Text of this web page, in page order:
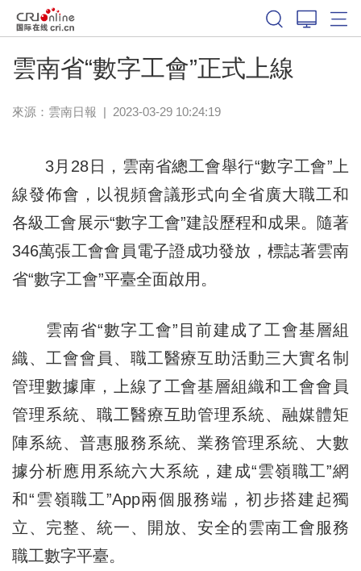
雲南省“數字工會”正式上線
來源： 雲南日報 | 2023-03-29 10:24:19
3月28日，雲南省總工會舉行“數字工會”上
線發佈會，以視頻會議形式向全省廣大職工和
各級工會展示“數字工會”建設歷程和成果。隨著
346萬張工會會員電子證成功發放，標誌著雲南
省“數字工會”平臺全面啟用。
雲南省“數字工會”目前建成了工會基層組
織、工會會員、職工醫療互助活動三大實名制
管理數據庫，上線了工會基層組織和工會會員
管理系統、職工醫療互助管理系統、融媒體矩
陣系統、普惠服務系統、業務管理系統、大數
據分析應用系統六大系統，建成“雲嶺職工”網
和“雲嶺職工”App兩個服務端，初步搭建起獨
立、完整、統一、開放、安全的雲南工會服務
職工數字平臺。